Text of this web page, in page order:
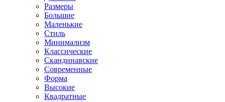
Размеры
Большие
Маленькие
Стиль
Минимализм
Классические
Скандинавские
Современные
Форма
Высокие
Квадратные